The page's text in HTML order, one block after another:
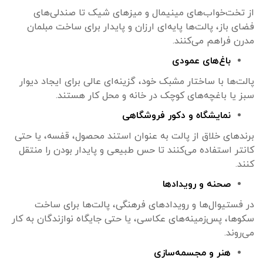
از تخت‌خواب‌های مینیمال و میزهای شیک تا صندلی‌های
فضای باز، پالت‌ها پایه‌ای ارزان و پایدار برای ساخت مبلمان
مدرن فراهم می‌کنند.
باغ‌های عمودی
پالت‌ها با ساختار مشبک خود، گزینه‌ای عالی برای ایجاد دیوار
سبز یا باغچه‌های کوچک در خانه و محل کار هستند.
نمایشگاه و دکور فروشگاهی
برندهای خلاق از پالت به عنوان استند محصول، قفسه، یا حتی
کانتر استفاده می‌کنند تا حس طبیعی و پایدار بودن را منتقل
کنند.
صحنه و رویدادها
در فستیوال‌ها و رویدادهای فرهنگی، پالت‌ها برای ساخت
سکوها، پس‌زمینه‌های عکاسی، یا حتی جایگاه نوازندگان به کار
می‌روند.
هنر و مجسمه‌سازی